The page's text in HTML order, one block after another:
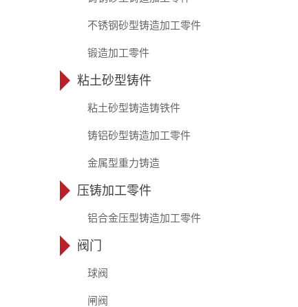
不锈钢砂型铸造加工零件
锻造加工零件
粘土砂型铸件
粘土砂型铸造铸铁件
铸铝砂型铸造加工零件
金属型重力铸造
压铸加工零件
铝合金压型铸造加工零件
阀门
球阀
闸阀